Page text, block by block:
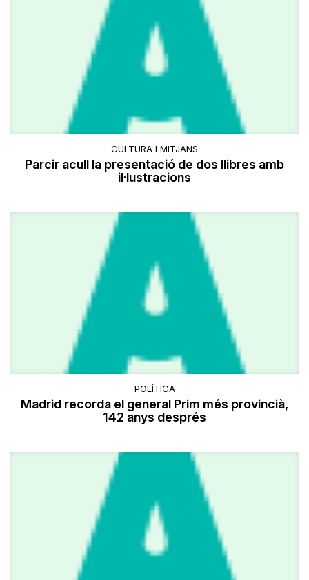
CULTURA I MITJANS
Parcir acull la presentació de dos llibres amb
il·lustracions
POLÍTICA
Madrid recorda el general Prim més provincià,
142 anys després